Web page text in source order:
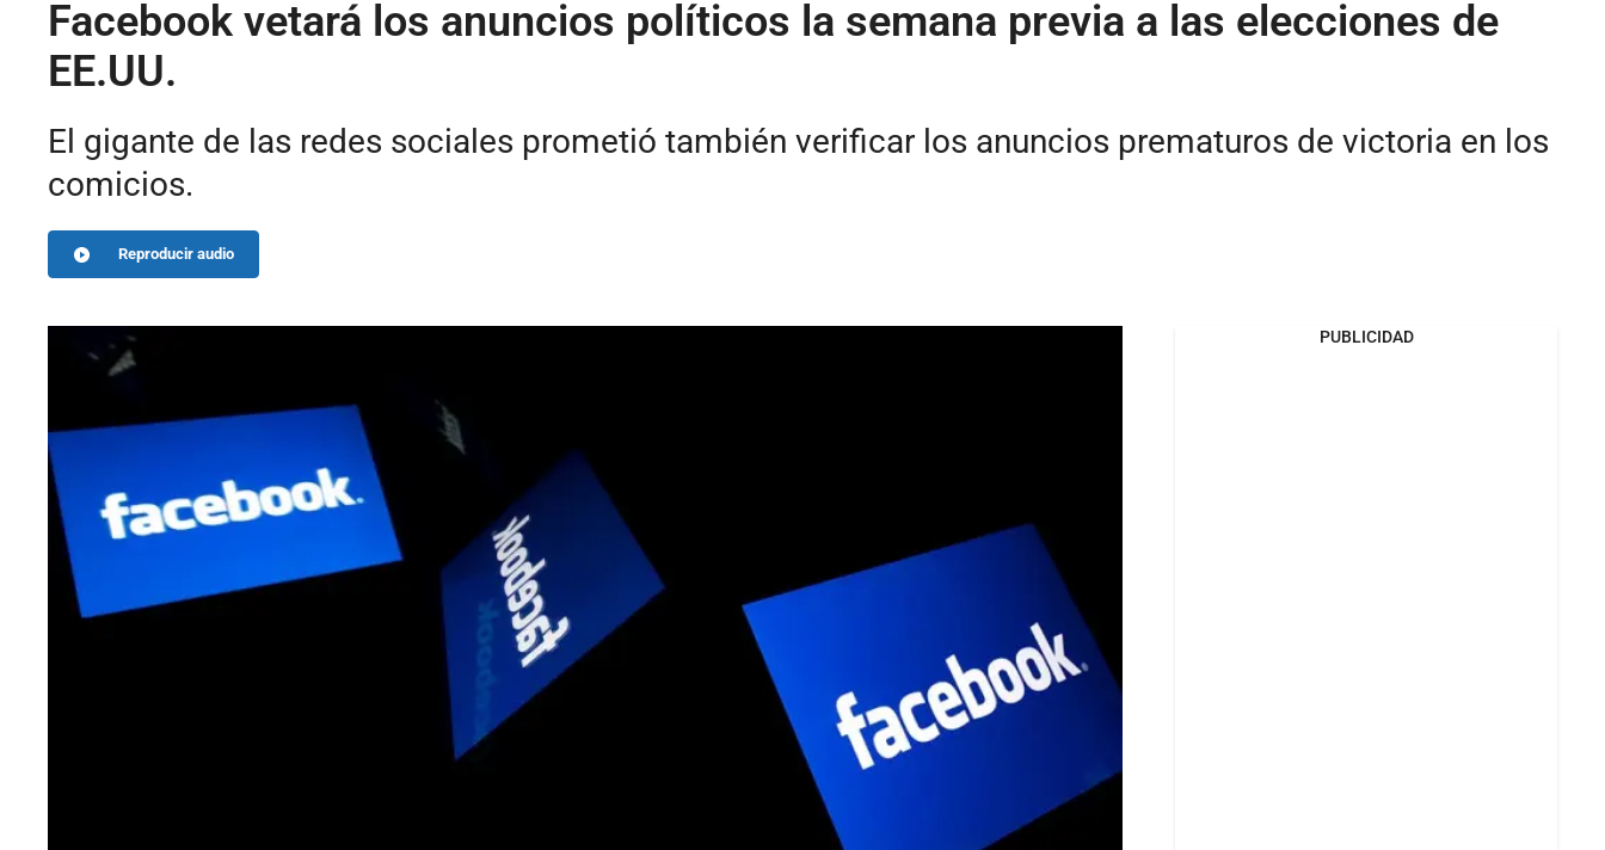
Facebook vetará los anuncios políticos la semana previa a las elecciones de
EE.UU.
El gigante de las redes sociales prometió también verificar los anuncios prematuros de victoria en los
comicios.
Reproducir audio
PUBLICIDAD